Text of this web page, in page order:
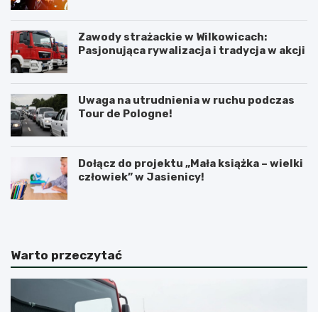
Zawody strażackie w Wilkowicach:
Pasjonująca rywalizacja i tradycja w akcji
Uwaga na utrudnienia w ruchu podczas
Tour de Pologne!
Dołącz do projektu „Mała książka – wielki
człowiek” w Jasienicy!
Warto przeczytać